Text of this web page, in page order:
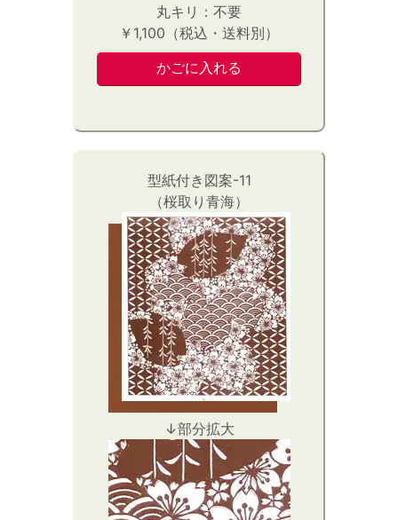
丸キリ：不要
￥1,100（税込・送料別）
型紙付き図案-11
（桜取り青海）
↓部分拡大